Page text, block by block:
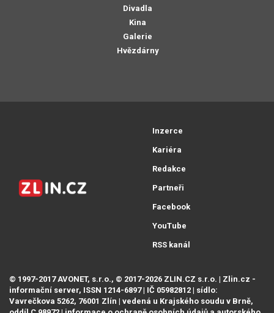
Divadla
Kina
Galerie
Hvězdárny
Inzerce
Kariéra
Redakce
Partneři
Facebook
YouTube
RSS kanál
© 1997-2017 AVONET, s.r.o., © 2017-2026 ZLIN.CZ s.r.o. | Zlin.cz -
informační server, ISSN 1214-6897 | IČ 05982812 | sídlo:
Vavrečkova 5262, 76001 Zlín | vedená u Krajského soudu v Brně,